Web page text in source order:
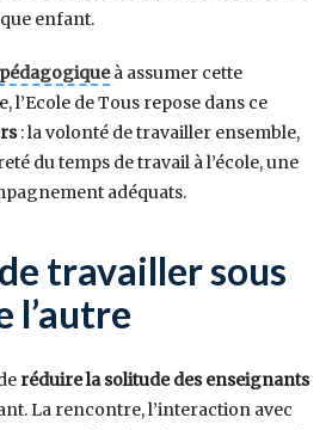
enfant.
à assumer cette
l’Ecole de Tous repose dans ce
: la volonté de travailler ensemble,
du temps de travail à l’école, une
adéquats.
travailler sous
l’autre
réduire la solitude des enseignants
La rencontre, l’interaction avec